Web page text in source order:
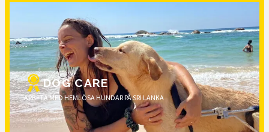
DOG CARE
ARBETA MED HEMLÖSA HUNDAR PÅ SRI LANKA